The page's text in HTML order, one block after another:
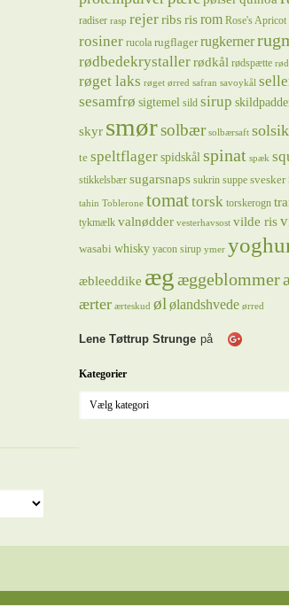
radiser rasp rejer ribs ris rom Rose's Apricot
rosiner rucola rugflager rugkerner
rødbedekrystaller rødkål rødspætte
røget laks røget ørred safran savoykål
sesamfrø sigtemel sild sirup
skyr smørsolbær solbærsaft
te speltflager spidskål spinat spæk
stikkelsbær sugarsnaps sukrin suppe svesker
tahin Toblerone tomattorsk torskerogn
tykmælk valnødder vesterhavsost vilde ris
wasabi whisky yacon sirup ymer
æbleeddike æg æggeblommer
ærter ærteskud øl ølandshvede ørred
Lene Tøttrup Strunge på
Kategorier